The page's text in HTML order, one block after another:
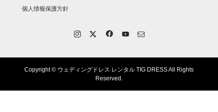
個人情報保護方針
Copyright © ウェディングドレス レンタル TIG DRESS All Rights
Reserved.